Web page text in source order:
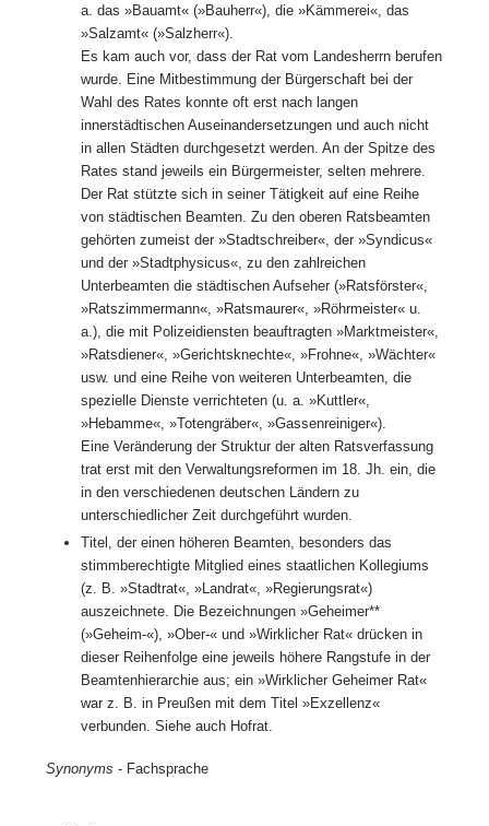
a. das »Bauamt« (»Bauherr«), die »Kämmerei«, das
»Salzamt« (»Salzherr«).
Es kam auch vor, dass der Rat vom Landesherrn berufen
wurde. Eine Mitbestimmung der Bürgerschaft bei der
Wahl des Rates konnte oft erst nach langen
innerstädtischen Auseinandersetzungen und auch nicht
in allen Städten durchgesetzt werden. An der Spitze des
Rates stand jeweils ein Bürgermeister, selten mehrere.
Der Rat stützte sich in seiner Tätigkeit auf eine Reihe
von städtischen Beamten. Zu den oberen Ratsbeamten
gehörten zumeist der »Stadtschreiber«, der »Syndicus«
und der »Stadtphysicus«, zu den zahlreichen
Unterbeamten die städtischen Aufseher (»Ratsförster«,
»Ratszimmermann«, »Ratsmaurer«, »Röhrmeister« u.
a.), die mit Polizeidiensten beauftragten »Marktmeister«,
»Ratsdiener«, »Gerichtsknechte«, »Frohne«, »Wächter«
usw. und eine Reihe von weiteren Unterbeamten, die
spezielle Dienste verrichteten (u. a. »Kuttler«,
»Hebamme«, »Totengräber«, »Gassenreiniger«).
Eine Veränderung der Struktur der alten Ratsverfassung
trat erst mit den Verwaltungsreformen im 18. Jh. ein, die
in den verschiedenen deutschen Ländern zu
unterschiedlicher Zeit durchgeführt wurden.
Titel, der einen höheren Beamten, besonders das
stimmberechtigte Mitglied eines staatlichen Kollegiums
(z. B. »Stadtrat«, »Landrat«, »Regierungsrat«)
auszeichnete. Die Bezeichnungen »Geheimer**
(»Geheim-«), »Ober-« und »Wirklicher Rat« drücken in
dieser Reihenfolge eine jeweils höhere Rangstufe in der
Beamtenhierarchie aus; ein »Wirklicher Geheimer Rat«
war z. B. in Preußen mit dem Titel »Exzellenz«
verbunden. Siehe auch Hofrat.
Synonyms - Fachsprache